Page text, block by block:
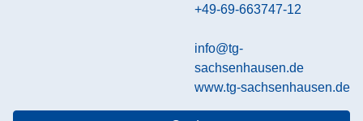
+49-69-663747-12
info@tg-
sachsenhausen.de
www.tg-sachsenhausen.de